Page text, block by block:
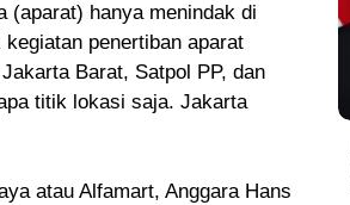
(aparat) hanya menindak di
penertiban aparat
Barat, Satpol PP, dan
titik lokasi saja. Jakarta
atau Alfamart, Anggara Hans